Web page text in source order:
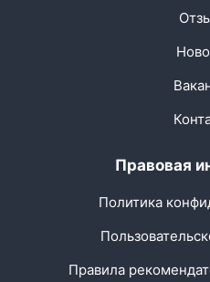
Правовая
Политика
Правила